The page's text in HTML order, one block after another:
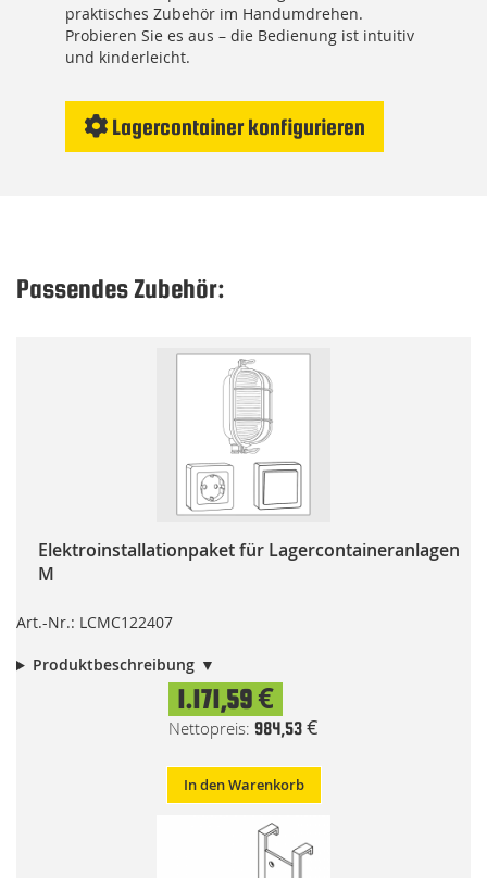
praktisches Zubehör im Handumdrehen.
Probieren Sie es aus – die Bedienung ist intuitiv
und kinderleicht.
Lagercontainer konfigurieren
Passendes Zubehör:
Elektroinstallationpaket für Lagercontaineranlagen
M
Art.-Nr.: LCMC122407
Produktbeschreibung
1.171,59 €
984,53 €
In den Warenkorb